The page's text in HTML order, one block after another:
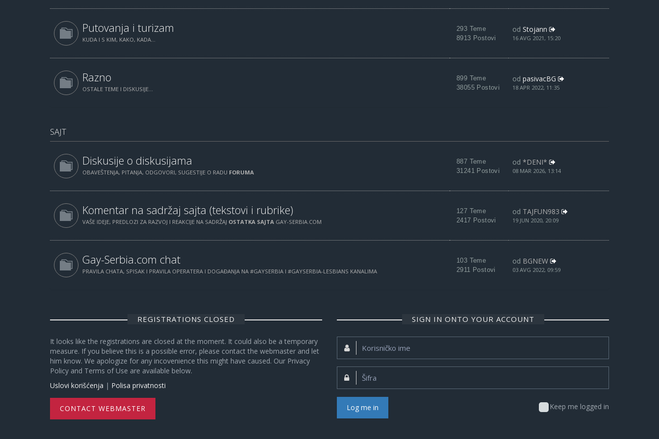
Putovanja i turizam
KUDA I S KIM, KAKO, KADA...
293 Teme
8913 Postovi
od Stojann
16 AVG 2021, 15:20
Razno
OSTALE TEME I DISKUSIJE...
899 Teme
38055 Postovi
od pasivacBG
18 APR 2022, 11:35
SAJT
Diskusije o diskusijama
OBAVEŠTENJA, PITANJA, ODGOVORI, SUGESTIJE O RADU FORUMA
887 Teme
31241 Postovi
od *DENI*
08 MAR 2026, 13:14
Komentar na sadržaj sajta (tekstovi i rubrike)
VAŠE IDEJE, PREDLOZI ZA RAZVOJ I REAKCIJE NA SADRŽAJ OSTATKA SAJTA GAY-SERBIA.COM
127 Teme
2417 Postovi
od TAJFUN983
19 JUN 2020, 20:09
Gay-Serbia.com chat
PRAVILA CHATA, SPISAK I PRAVILA OPERATERA I DOGAĐANJA NA #GAYSERBIA I #GAYSERBIA-LESBIANS KANALIMA
103 Teme
2911 Postovi
od BGNEW
03 AVG 2022, 09:59
REGISTRATIONS CLOSED
It looks like the registrations are closed at the moment. It could also be a temporary
measure. If you believe this is a possible error, please contact the webmaster and let
him know. We apologize for any incovenience this might have caused. Our Privacy
Policy and Terms of Use are available below.
Uslovi korišćenja | Polisa privatnosti
CONTACT WEBMASTER
SIGN IN ONTO YOUR ACCOUNT
Korisničko
Šifra:
Keep me logged in
Log me in